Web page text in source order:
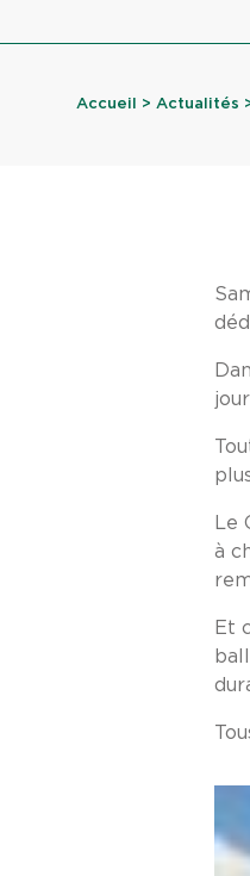
Accueil > Actualités
Le
à
Et